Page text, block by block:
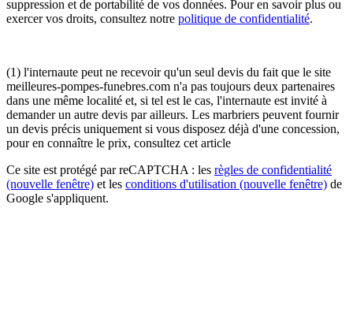
suppression et de portabilité de vos données. Pour en savoir plus ou
exercer vos droits, consultez notre politique de confidentialité.
(1) l'internaute peut ne recevoir qu'un seul devis du fait que le site
meilleures-pompes-funebres.com n'a pas toujours deux partenaires
dans une même localité et, si tel est le cas, l'internaute est invité à
demander un autre devis par ailleurs. Les marbriers peuvent fournir
un devis précis uniquement si vous disposez déjà d'une concession,
pour en connaître le prix, consultez cet article
Ce site est protégé par reCAPTCHA : les règles de confidentialité
(nouvelle fenêtre) et les conditions d'utilisation (nouvelle fenêtre) de
Google s'appliquent.